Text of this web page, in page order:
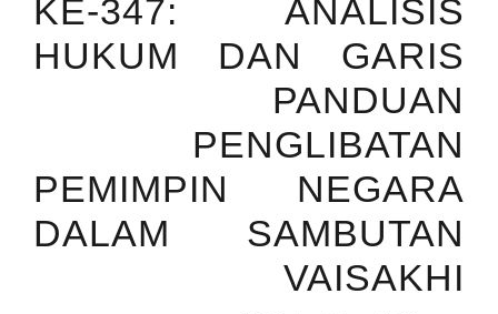
KE-347: ANALISIS
HUKUM DAN GARIS
PANDUAN
PENGLIBATAN
PEMIMPIN NEGARA
DALAM SAMBUTAN
VAISAKHI